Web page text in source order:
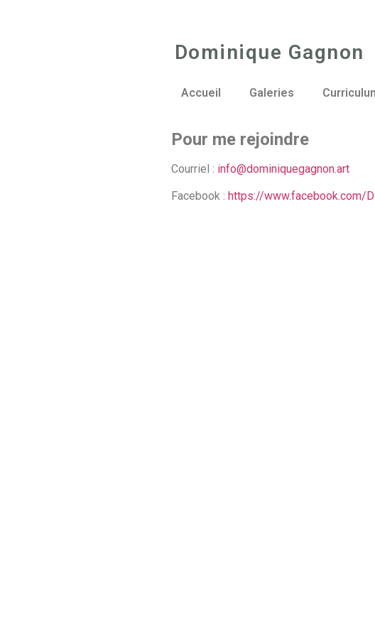
Dominique Gagnon
Accueil Galeries
Pour me rejoindre
Courriel : info@dominiquegagnon.art
Facebook : https://www.facebook.com/